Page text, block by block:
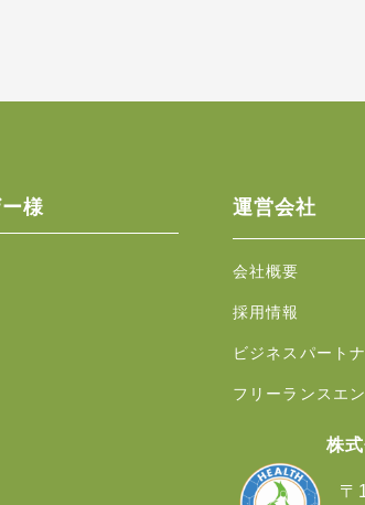
様 運営会社
会社概要
採用情報
ビジネスパート
フリーランスエ
株
〒